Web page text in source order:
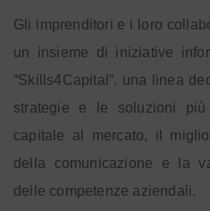
Gli imprenditori e i loro
un insieme di iniziative
“Skills4Capital”, una linea
strategie e le soluzioni più
capitale al mercato, il
della comunicazione e la
delle competenze aziendali.